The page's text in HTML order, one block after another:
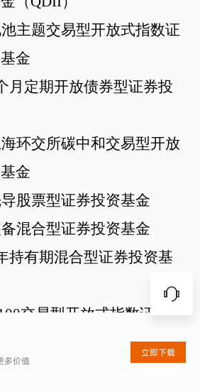
主题交易型开放式指数证
金
月 定期开放债券型证券投
环交所碳中和交易型开放
金
股票型证券投资基金
混合型证券投资基金
持有期混合型证券投资基
交易型开放式指数证券投
混合型证券投资基金
多价值
立即下载